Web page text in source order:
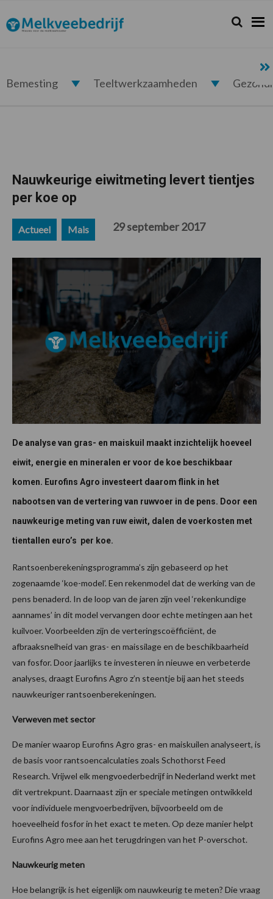
de
hoofdnavigatie
de
hoofd
de
eerste
de
voettekst
Melkveebedrijf.nl Zoeken...
Zoek
Bemesting Teeltwerkzaamheden
Nauwkeurige eiwitmeting levert tientjes
per koe op
Actueel Mais 29 september 2017
De analyse van gras- en maiskuil maakt inzichtelijk hoeveel
eiwit, energie en mineralen er voor de koe beschikbaar
komen. Eurofins Agro investeert daarom flink in het
nabootsen van de vertering van ruwvoer in de pens. Door een
nauwkeurige meting van ruw eiwit, dalen de voerkosten met
tientallen euro’s per koe.
Rantsoenberekeningsprogramma’s zijn gebaseerd op het
zogenaamde ‘koe-model’. Een rekenmodel dat de werking van de
pens benaderd. In de loop van de jaren zijn veel ‘rekenkundige
aannames’ in dit model vervangen door echte metingen aan het
kuilvoer. Voorbeelden zijn de verteringscoëfficiënt, de
afbraaksnelheid van gras- en maissilage en de beschikbaarheid
van fosfor. Door jaarlijks te investeren in nieuwe en verbeterde
analyses, draagt Eurofins Agro z’n steentje bij aan het steeds
nauwkeuriger rantsoenberekeningen.
Verweven met sector
De manier waarop Eurofins Agro gras- en maiskuilen analyseert, is
de basis voor rantsoencalculaties zoals Schothorst Feed
Research. Vrijwel elk mengvoederbedrijf in Nederland werkt met
dit vertrekpunt. Daarnaast zijn er speciale metingen ontwikkeld
voor individuele mengvoerbedrijven, bijvoorbeeld om de
hoeveelheid fosfor in het exact te meten. Op deze manier helpt
Eurofins Agro mee aan het terugdringen van het P-overschot.
Nauwkeurig meten
Hoe belangrijk is het eigenlijk om nauwkeurig te meten? Die vraag